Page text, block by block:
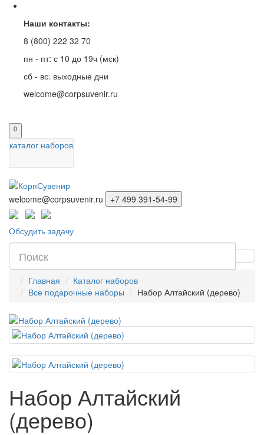
Наши контакты:
8 (800) 222 32 70
пн - пт: с 10 до 19ч (мск)
сб - вс: выходные дни
welcome@corpsuvenir.ru
0
каталог наборов
welcome@corpsuvenir.ru +7 499 391-54-99
Обсудить задачу
Главная
Каталог наборов
Все подарочные наборы
Набор Алтайский (дерево)
Набор Алтайский
(дерево)